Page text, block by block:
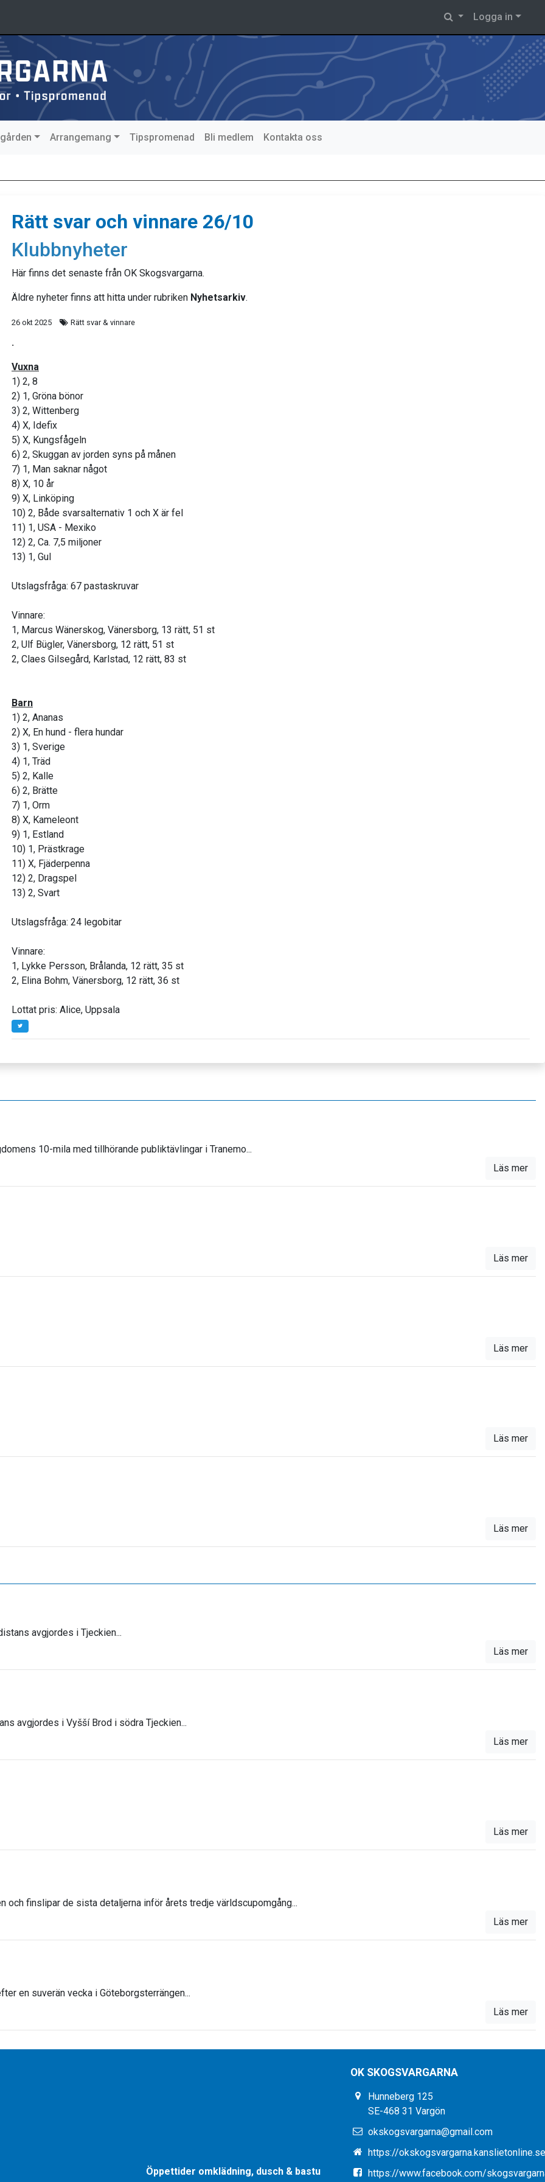
Logga in
Arrangemang Tipspromenad Bli medlem Kontakta oss
Rätt svar och vinnare 26/10
Klubbnyheter
Här finns det senaste från OK Skogsvargarna.
Äldre nyheter finns att hitta under rubriken Nyhetsarkiv.
26 okt 2025 Rätt svar & vinnare
.
Vuxna
1) 2, 8
2) 1, Gröna bönor
3) 2, Wittenberg
4) X, Idefix
5) X, Kungsfågeln
6) 2, Skuggan av jorden syns på månen
7) 1, Man saknar något
8) X, 10 år
9) X, Linköping
10) 2, Både svarsalternativ 1 och X är fel
11) 1, USA - Mexiko
12) 2, Ca. 7,5 miljoner
13) 1, Gul
Utslagsfråga: 67 pastaskruvar
Vinnare:
1, Marcus Wänerskog, Vänersborg, 13 rätt, 51 st
2, Ulf Bügler, Vänersborg, 12 rätt, 51 st
2, Claes Gilsegård, Karlstad, 12 rätt, 83 st
Barn
1) 2, Ananas
2) X, En hund - flera hundar
3) 1, Sverige
4) 1, Träd
5) 2, Kalle
6) 2, Brätte
7) 1, Orm
8) X, Kameleont
9) 1, Estland
10) 1, Prästkrage
11) X, Fjäderpenna
12) 2, Dragspel
13) 2, Svart
Utslagsfråga: 24 legobitar
Vinnare:
1, Lykke Persson, Brålanda, 12 rätt, 35 st
2, Elina Bohm, Vänersborg, 12 rätt, 36 st
Lottat pris: Alice, Uppsala
10-mila med tillhörande publiktävlingar i Tranemo...
Läs mer
Läs mer
Läs mer
Läs mer
Läs mer
avgjordes i Tjeckien...
Läs mer
avgjordes i Vyšší Brod i södra Tjeckien...
Läs mer
Läs mer
finslipar de sista detaljerna inför årets tredje världscupomgång...
Läs mer
en suverän vecka i Göteborgsterrängen...
Läs mer
Öppettider omklädning, dusch & bastu
OK SKOGSVARGARNA
Hunneberg 125
SE-468 31 Vargön
okskogsvargarna@gmail.com
https://
https://www.facebook.com/